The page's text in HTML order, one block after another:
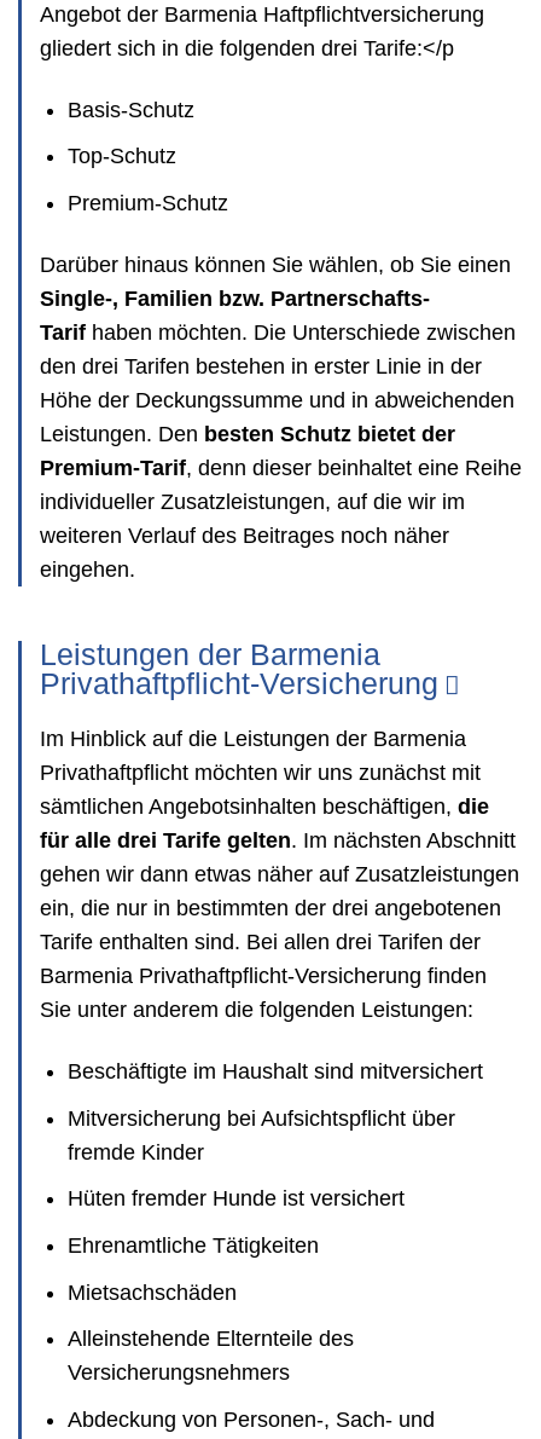
Angebot der Barmenia Haftpflichtversicherung
gliedert sich in die folgenden drei Tarife:</p
Basis-Schutz
Top-Schutz
Premium-Schutz
Darüber hinaus können Sie wählen, ob Sie einen
Single-, Familien bzw. Partnerschafts-
Tarif haben möchten. Die Unterschiede zwischen
den drei Tarifen bestehen in erster Linie in der
Höhe der Deckungssumme und in abweichenden
Leistungen. Den besten Schutz bietet der
Premium-Tarif, denn dieser beinhaltet eine Reihe
individueller Zusatzleistungen, auf die wir im
weiteren Verlauf des Beitrages noch näher
eingehen.
Leistungen der Barmenia
Privathaftpflicht-Versicherung
Im Hinblick auf die Leistungen der Barmenia
Privathaftpflicht möchten wir uns zunächst mit
sämtlichen Angebotsinhalten beschäftigen, die
für alle drei Tarife gelten. Im nächsten Abschnitt
gehen wir dann etwas näher auf Zusatzleistungen
ein, die nur in bestimmten der drei angebotenen
Tarife enthalten sind. Bei allen drei Tarifen der
Barmenia Privathaftpflicht-Versicherung finden
Sie unter anderem die folgenden Leistungen:
Beschäftigte im Haushalt sind mitversichert
Mitversicherung bei Aufsichtspflicht über
fremde Kinder
Hüten fremder Hunde ist versichert
Ehrenamtliche Tätigkeiten
Mietsachschäden
Alleinstehende Elternteile des
Versicherungsnehmers
Abdeckung von Personen-, Sach- und